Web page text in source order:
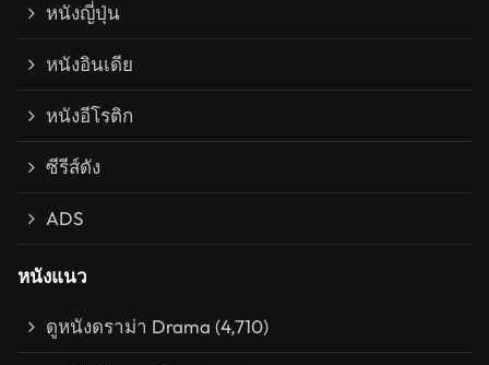
หนังญี่ปุ่น
หนังอินเดีย
หนังอีโรติก
ซีรีส์ดัง
ADS
หนังแนว
ดูหนังดราม่า Drama (4,710)